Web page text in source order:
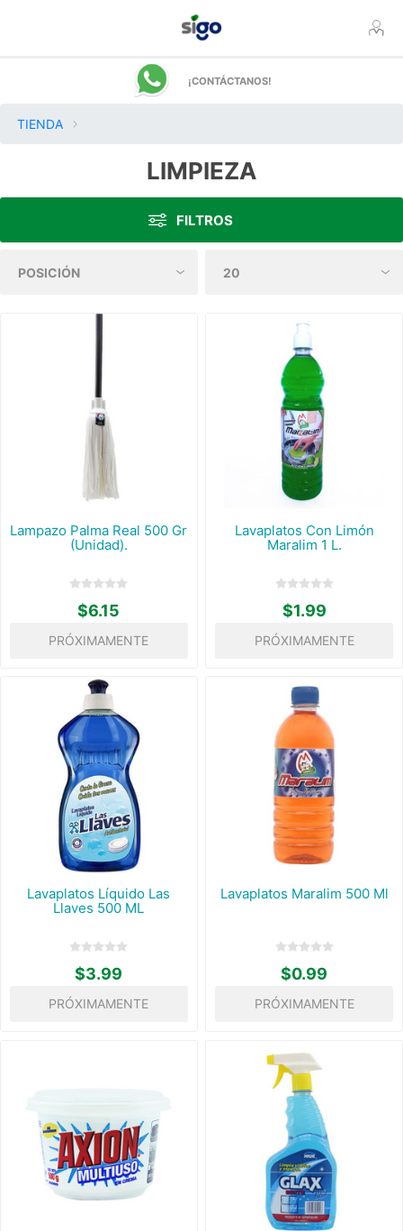
¡CONTÁCTANOS!
TIENDA
LIMPIEZA
FILTROS
Lampazo Palma Real 500 Gr
(Unidad).
$6.15
PRÓXIMAMENTE
Lavaplatos Con Limón
Maralim 1 L.
$1.99
PRÓXIMAMENTE
Lavaplatos Líquido Las
Llaves 500 ML
$3.99
PRÓXIMAMENTE
Lavaplatos Maralim 500 Ml
$0.99
PRÓXIMAMENTE